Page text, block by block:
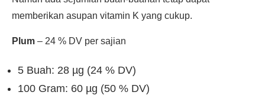
memberikan asupan vitamin K yang cukup.
Plum – 24 % DV per sajian
5 Buah: 28 µg (24 % DV)
100 Gram: 60 µg (50 % DV)